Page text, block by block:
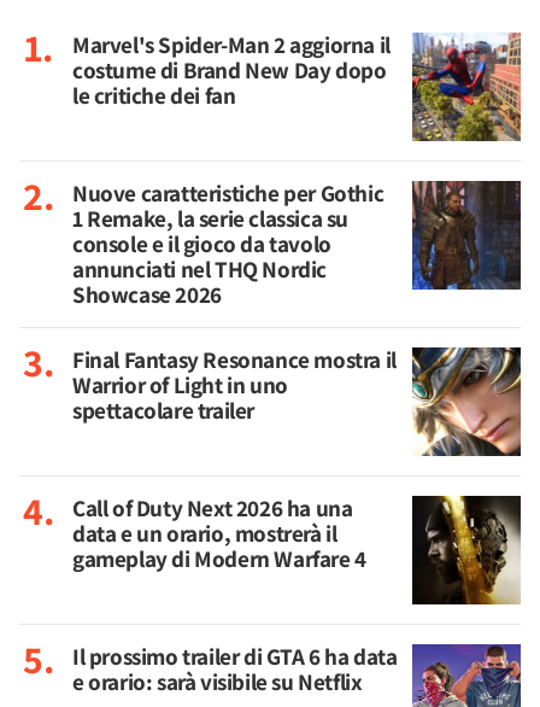
Marvel's Spider-Man 2 aggiorna il
costume di Brand New Day dopo
le critiche dei fan
Nuove caratteristiche per Gothic
1 Remake, la serie classica su
console e il gioco da tavolo
annunciati nel THQ Nordic
Showcase 2026
Final Fantasy Resonance mostra il
Warrior of Light in uno
spettacolare trailer
Call of Duty Next 2026 ha una
data e un orario, mostrerà il
gameplay di Modern Warfare 4
Il prossimo trailer di GTA 6 ha data
e orario: sarà visibile su Netflix